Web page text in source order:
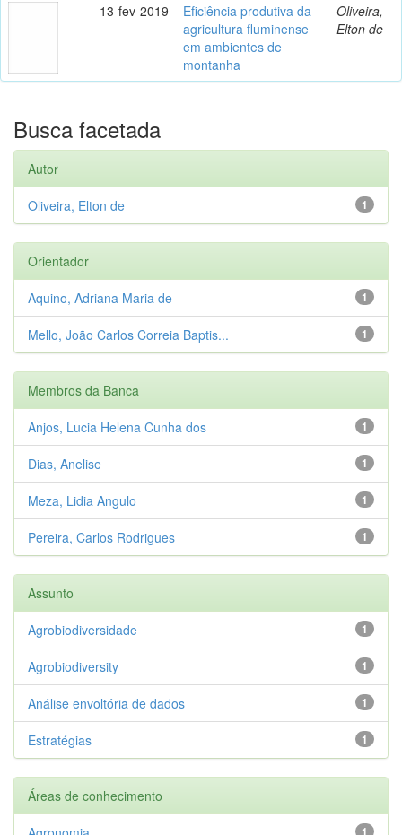
13-fev-2019
Eficiência produtiva da
agricultura fluminense
em ambientes de
montanha
Oliveira,
Elton de
Busca facetada
Autor
1
Oliveira, Elton de
Orientador
1
Aquino, Adriana Maria de
1
Mello, João Carlos Correia Baptis...
Membros da Banca
1
Anjos, Lucia Helena Cunha dos
1
Dias, Anelise
1
Meza, Lidia Angulo
1
Pereira, Carlos Rodrigues
Assunto
1
Agrobiodiversidade
1
Agrobiodiversity
1
Análise envoltória de dados
1
Estratégias
Áreas de conhecimento
1